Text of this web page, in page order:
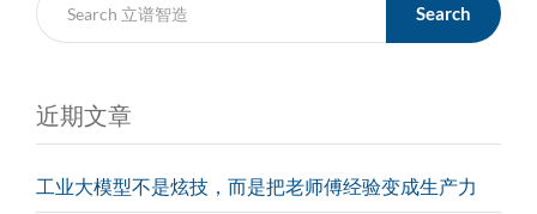
Search
近期文章
工业大模型不是炫技，而是把老师傅经验变成生产力